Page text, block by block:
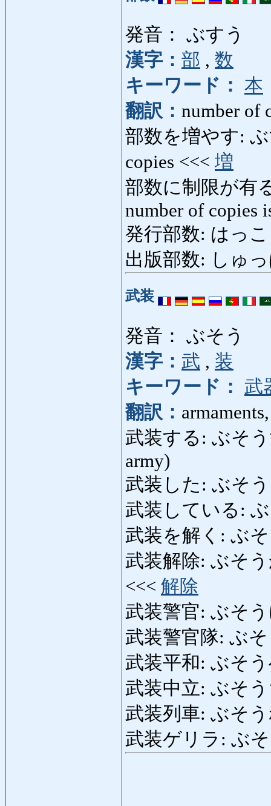
発音： ぶすう
漢字： 部 , 数
キーワード： 本
翻訳： number of
部数を増やす: ぶ
copies <<< 増
部数に制限が有
number of copies
発行部数: はっ
出版部数: しゅ
武装
発音： ぶそう
漢字： 武 , 装
キーワード： 武
翻訳：
武装する: ぶそう
army)
武装した: ぶそう
武装している:
武装を解く: ぶ
武装解除: ぶそう
<<< 解除
武装警官: ぶそ
武装警官隊: ぶ
武装平和: ぶそう
武装中立: ぶそ
武装列車: ぶそ
武装ゲリラ: ぶ